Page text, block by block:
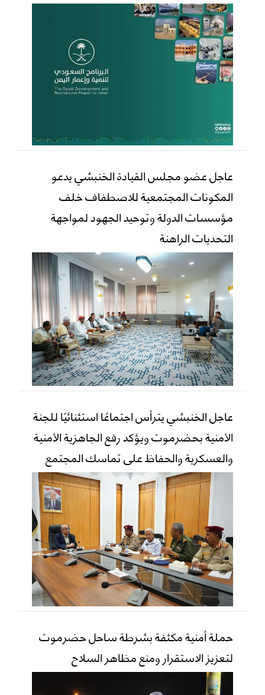
عاجل عضو مجلس القيادة الخنبشي يدعو
المكونات المجتمعية للاصطفاف خلف
مؤسسات الدولة وتوحيد الجهود لمواجهة
التحديات الراهنة
عاجل الخنبشي يترأس اجتماعًا استثنائيًا للجنة
الأمنية بحضرموت ويؤكد رفع الجاهزية الأمنية
والعسكرية والحفاظ على تماسك المجتمع
حملة أمنية مكثفة بشرطة ساحل حضرموت
لتعزيز الاستقرار ومنع مظاهر السلاح